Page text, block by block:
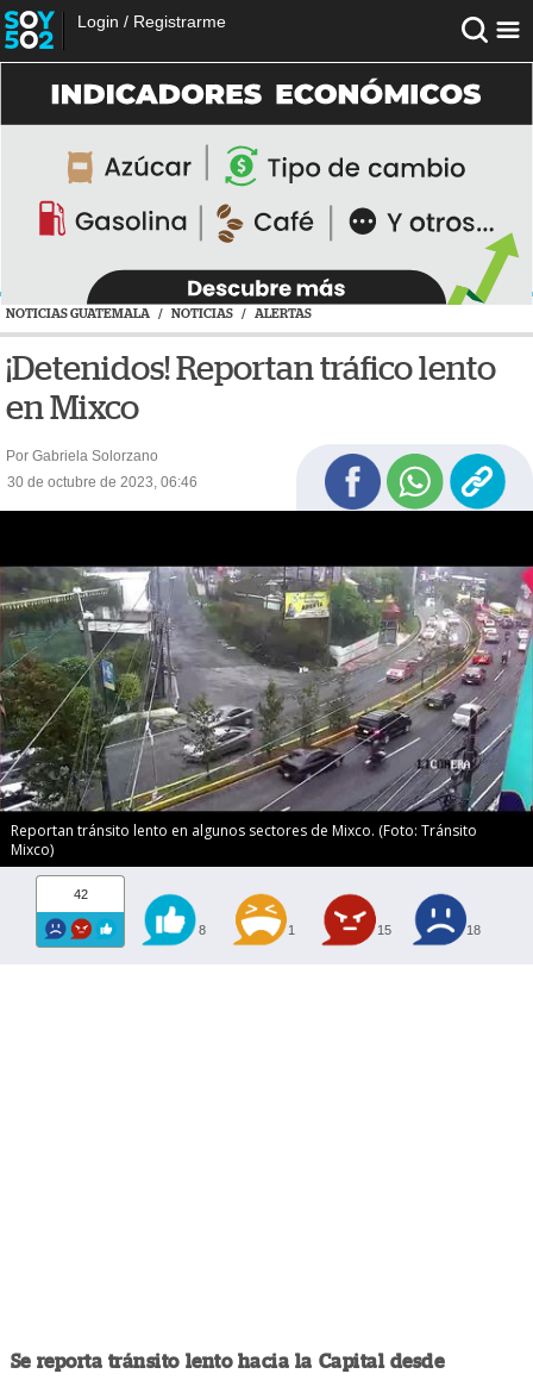
Login / Registrarme
NOTICIAS GUATEMALA / NOTICIAS / ALERTAS
¡Detenidos! Reportan tráfico lento
en Mixco
Por Gabriela Solorzano
30 de octubre de 2023, 06:46
Reportan tránsito lento en algunos sectores de Mixco. (Foto: Tránsito
Mixco)
42
8 1 15 18
Se reporta tránsito lento hacia la Capital desde